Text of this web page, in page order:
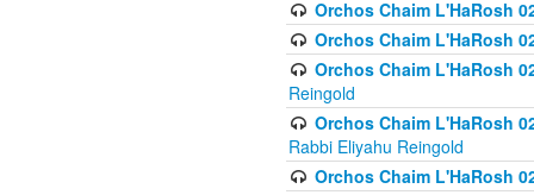
Orchos Chaim L'HaRosh
Orchos Chaim L'HaRosh
Orchos Chaim L'HaRosh
Reingold
Orchos Chaim L'HaRosh
Rabbi Eliyahu Reingold
Orchos Chaim L'HaRosh